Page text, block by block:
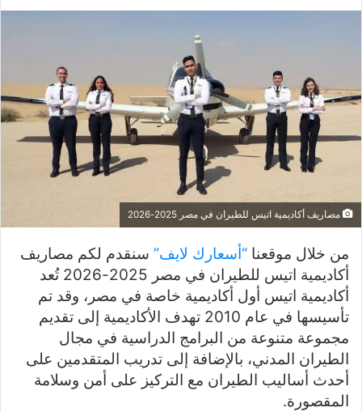
مصاريف أكاديمية اتيس للطيران في مصر 2025-2026
من خلال موقعنا “أسعارك لايف” سنقدم لكم مصاريف
أكاديمية اتيس للطيران في مصر 2025-2026 تُعد
أكاديمية اتيس أول أكاديمية خاصة في مصر، وقد تم
تأسيسها في عام 2010 تهدف الأكاديمية إلى تقديم
مجموعة متنوعة من البرامج الدراسية في مجال
الطيران المدني، بالإضافة إلى تدريب المتقدمين على
أحدث أساليب الطيران مع التركيز على أمن وسلامة
المقصورة.